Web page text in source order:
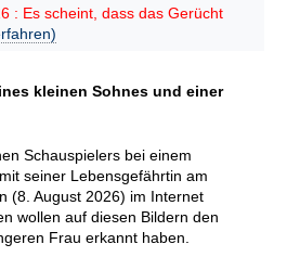
: Es scheint, dass das Gerücht
kleinen Sohnes und einer
Schauspielers bei einem
seiner Lebensgefährtin am
(8. August 2026) im Internet
wollen auf diesen Bildern den
Frau erkannt haben.